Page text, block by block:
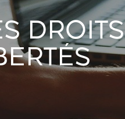
DROITS